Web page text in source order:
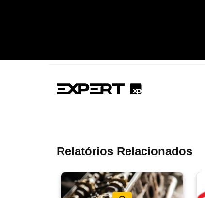
Relatórios Relacionados